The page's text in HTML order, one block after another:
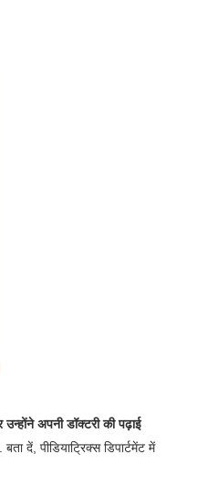
अपनी डॉक्टरी की पढ़ाई
दें, पीडियाट्रिक्स डिपार्टमेंट में